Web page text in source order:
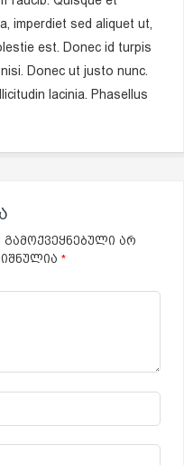
imperdiet sed aliquet ut,
est. Donec id turpis
Donec ut justo nunc.
lacinia. Phasellus
არ
*